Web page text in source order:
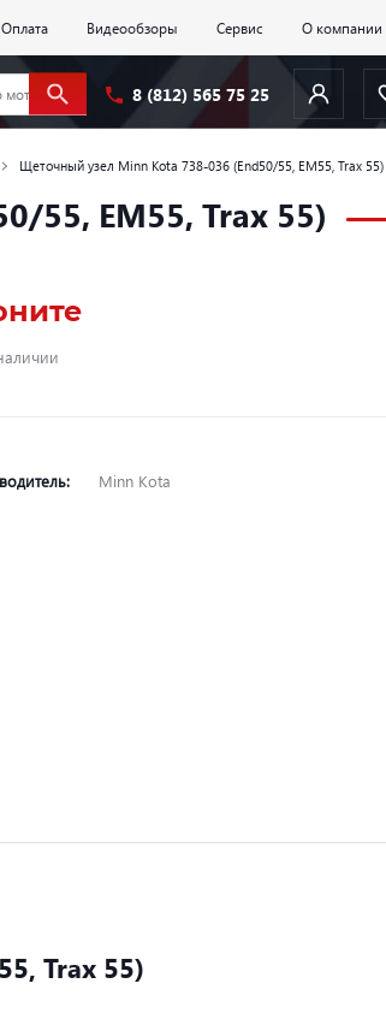
Оплата Видеообзоры Сервис О компании
8 (812) 565 75 25
Щеточный узел Minn Kota 738-036 (End50/55, ЕМ55, Trax 55)
55, ЕМ55, Trax 55)
Minn Kota
Trax 55)